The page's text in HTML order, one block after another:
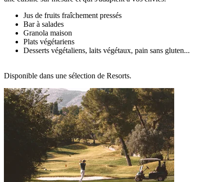
Jus de fruits fraîchement pressés
Bar à salades
Granola maison
Plats végétariens
Desserts végétaliens, laits végétaux, pain sans gluten...
Disponible dans une sélection de Resorts.